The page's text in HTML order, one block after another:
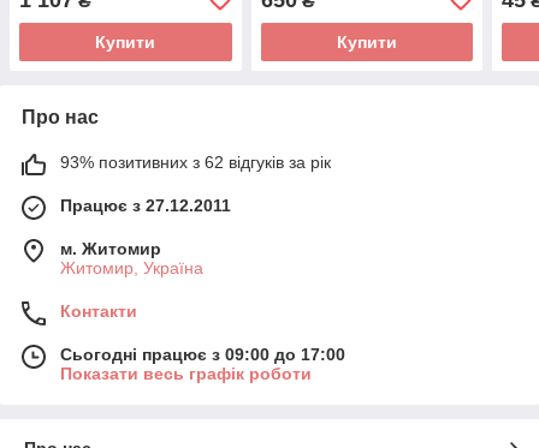
Купити Купити
Про нас
93% позитивних з 62 відгуків за рік
Працює з 27.12.2011
м. Житомир
Житомир, Україна
Контакти
Сьогодні працює з 09:00 до 17:00
Показати весь графік роботи